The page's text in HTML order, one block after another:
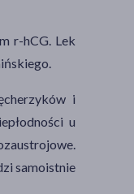
r-hCG. Lek
.
i
u
samoistnie